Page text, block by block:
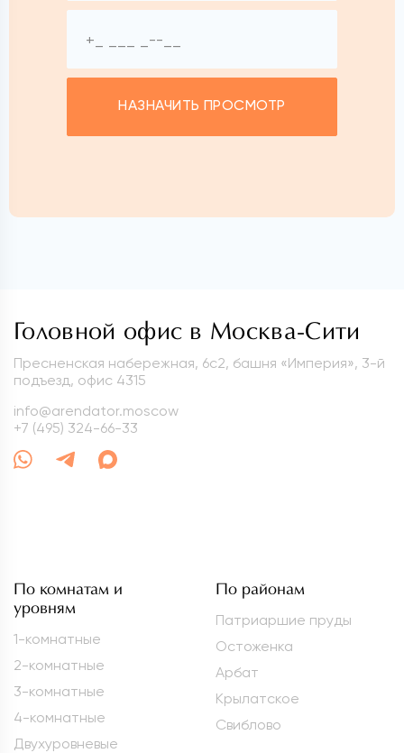
НАЗНАЧИТЬ ПРОСМОТР
Головной офис в Москва-Сити
Пресненская набережная, 6с2, башня «Империя», 3-й
подъезд, офис 4315
info@arendator.moscow
+7 (495) 324-66-33
По комнатам и
уровням
1-комнатные
2-комнатные
3-комнатные
4-комнатные
Двухуровневые
По районам
Патриаршие пруды
Остоженка
Арбат
Крылатское
Свиблово